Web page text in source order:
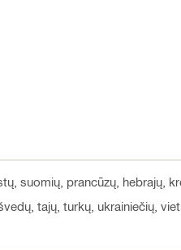
suomių, prancūzų, hebrajų,
tajų, turkų, ukrainiečių,